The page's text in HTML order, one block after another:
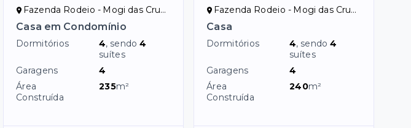
Fazenda Rodeio - Mogi das Cruzes/SP
Casa em Condomínio
Dormitórios 4, sendo4
suítes
Garagens
4
Área
Construída
235m²
Fazenda Rodeio - Mogi das Cruzes/SP
Casa
Dormitórios 4, sendo4
suítes
Garagens
4
Área
Construída
240m²